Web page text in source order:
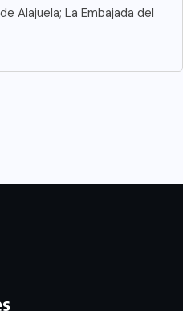
Alajuela; La Embajada del